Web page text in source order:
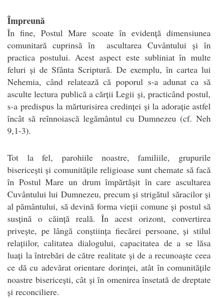
Împreună
În fine, Postul Mare scoate în evidență dimensiunea
comunitară cuprinsă în ascultarea Cuvântului și în
practica postului. Acest aspect este subliniat în multe
feluri și de Sfânta Scriptură. De exemplu, în cartea lui
Nehemia, când relatează că poporul s-a adunat ca să
asculte lectura publică a cărții Legii și, practicând postul,
s-a predispus la mărturisirea credinței și la adorație astfel
încât să reînnoiască legământul cu Dumnezeu (cf. Neh
9,1-3).
Tot la fel, parohiile noastre, familiile, grupurile
bisericești și comunitățile religioase sunt chemate să facă
în Postul Mare un drum împărtășit în care ascultarea
Cuvântului lui Dumnezeu, precum și strigătul săracilor și
al pământului, să devină forma vieții comune și postul să
susțină o căință reală. În acest orizont, convertirea
privește, pe lângă conștiința fiecărei persoane, și stilul
relațiilor, calitatea dialogului, capacitatea de a se lăsa
luați la întrebări de către realitate și de a recunoaște ceea
ce dă cu adevărat orientare dorinței, atât în comunitățile
noastre bisericești, cât și în omenirea însetată de dreptate
și reconciliere.